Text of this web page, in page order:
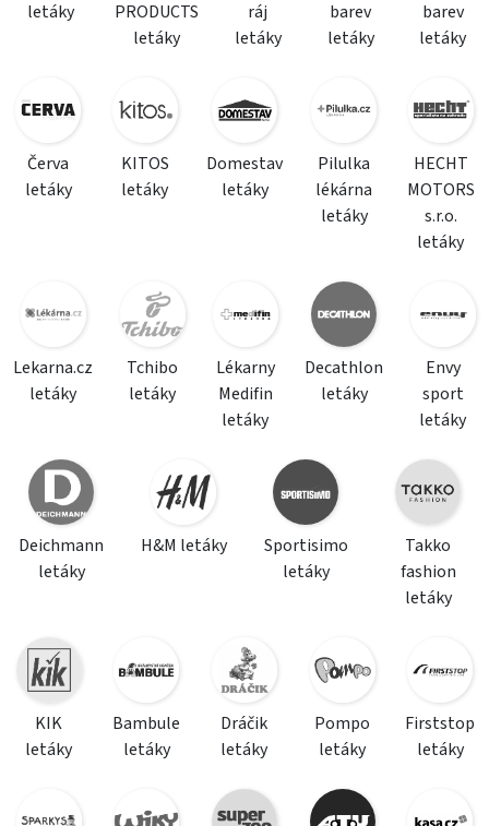
letáky
PRODUCTS
letáky
ráj
letáky
barev
letáky
barev
letáky
Červa
letáky
KITOS
letáky
Domestav
letáky
Pilulka
lékárna
letáky
HECHT
MOTORS
s.r.o.
letáky
Lekarna.cz
letáky
Tchibo
letáky
Lékarny
Medifin
letáky
Decathlon
letáky
Envy
sport
letáky
Deichmann
letáky
H&M letáky
Sportisimo
letáky
Takko
fashion
letáky
KIK
letáky
Bambule
letáky
Dráčik
letáky
Pompo
letáky
Firststop
letáky